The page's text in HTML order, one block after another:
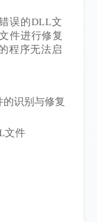
误的DLL文
件进行修复
程序无法启
识别与修复
文件